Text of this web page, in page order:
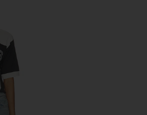
ФУТБОЛКА SAN ANTONIO SPURS